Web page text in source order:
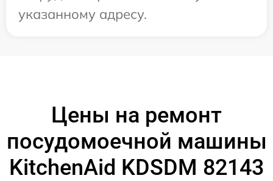
указанному адресу.
Цены на ремонт
посудомоечной машины
KitchenAid KDSDM 82143